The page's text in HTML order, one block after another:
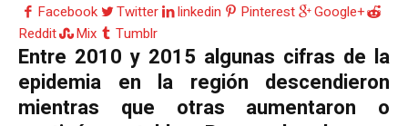
Facebook
Twitter linkedin Pinterest
Google+
Reddit
Mix Tumblr
Entre 2010 y 2015 algunas cifras de la
epidemia en la región descendieron
mientras que otras aumentaron o